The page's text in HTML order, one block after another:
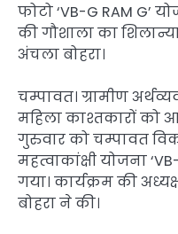
फोटो ‘VB-G RAM G’
की गौशाला का
अंचला बोहरा।
चम्पावत। ग्रामीण
महिला काश्तकारों को
गुरुवार को चम्पावत
महत्वाकांक्षी योजना
गया। कार्यक्रम की
बोहरा ने की।